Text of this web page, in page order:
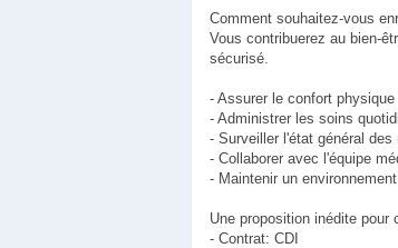
Comment souhaitez-vous
Vous contribuerez au bien-
sécurisé.
- Assurer le confort
- Administrer les soins
- Surveiller l'état général
- Collaborer avec l'équipe
- Maintenir un
Une proposition inédite pour
- Contrat: CDI